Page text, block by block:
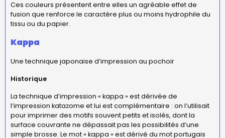
Ces couleurs présentent entre elles un agréable effet de
fusion que renforce le caractère plus ou moins hydrophile du
tissu ou du papier.
Kappa
Une technique japonaise d’impression au pochoir
Historique
La technique d’impression « kappa » est dérivée de
l’impression katazome et lui est complémentaire : on l’utilisait
pour imprimer des motifs souvent petits et isolés, dont la
surface couvrante ne dépassait pas les possibilités d’une
simple brosse. Le mot « kappa » est dérivé du mot portugais